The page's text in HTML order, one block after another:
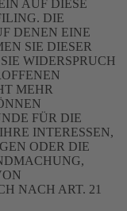
AUF DIESE
DIE
DENEN EINE
SIE DIESER
WIDERSPRUCH
MEHR
FÜR DIE
INTERESSEN,
ODER DIE
NACH ART. 21